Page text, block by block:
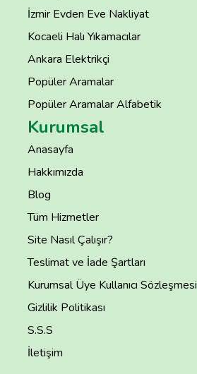
İzmir Evden Eve Nakliyat
Kocaeli Halı Yıkamacılar
Ankara Elektrikçi
Popüler Aramalar
Popüler Aramalar Alfabetik
Kurumsal
Anasayfa
Hakkımızda
Blog
Tüm Hizmetler
Site Nasıl Çalışır?
Teslimat ve İade Şartları
Kurumsal Üye Kullanıcı Sözleşmesi
Gizlilik Politikası
S.S.S
İletişim